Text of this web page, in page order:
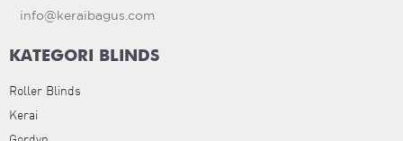
info@keraibagus.com
KATEGORI BLINDS
Roller Blinds
Kerai